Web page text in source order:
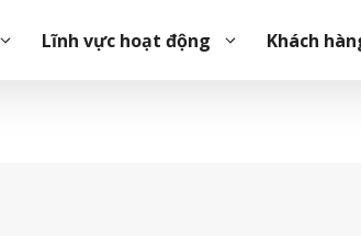
Lĩnh vực hoạt động Khách